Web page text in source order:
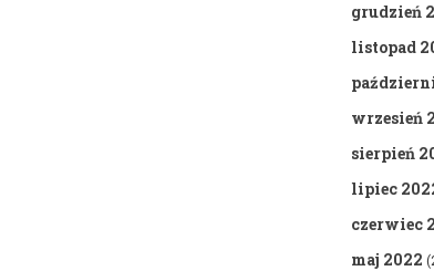
grudzień
listopad
wrzesień
sierpień
lipiec
czerwiec
maj 2022